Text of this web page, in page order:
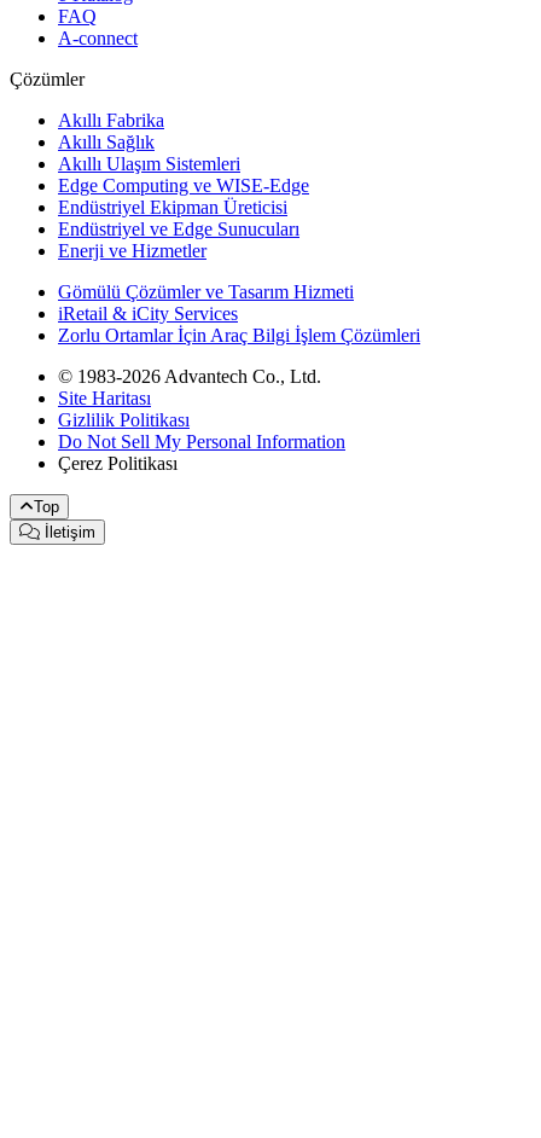
FAQ
A-connect
Çözümler
Akıllı Fabrika
Akıllı Sağlık
Akıllı Ulaşım Sistemleri
Edge Computing ve WISE-Edge
Endüstriyel Ekipman Üreticisi
Endüstriyel ve Edge Sunucuları
Enerji ve Hizmetler
Gömülü Çözümler ve Tasarım Hizmeti
iRetail & iCity Services
Zorlu Ortamlar İçin Araç Bilgi İşlem Çözümleri
© 1983-2026 Advantech Co., Ltd.
Site Haritası
Gizlilik Politikası
Do Not Sell My Personal Information
Çerez Politikası
Top
İletişim